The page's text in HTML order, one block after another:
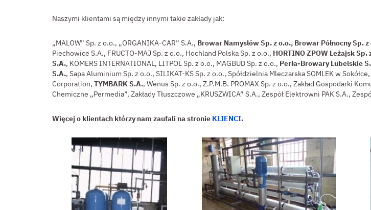
Naszymi klientami są między innymi takie zakłady jak:
„MALOW” Sp. z o.o., „ORGANIKA-CAR” S.A., Browar Namysłów Sp. z o.o., Browar Północny Sp. z
Piechowice S.A., FRUCTO-MAJ Sp. z o.o., Hochland Polska Sp. z o.o., HORTINO ZPOW Leżajsk Sp.
S.A., KOMERS INTERNATIONAL, LITPOL Sp. z o.o., MAGBUD Sp. z o.o., Perła-Browary Lubelskie
S.A., Sapa Aluminium Sp. z o.o., SILIKAT-KS Sp. z o.o., Spółdzielnia Mleczarska SOMLEK w
Corporation, TYMBARK S.A., Wenus Sp. z o.o., Z.P.M.B. PROMAX Sp. z o.o., Zakład Gospodarki
Chemiczne „Permedia”, Zakłady Tłuszczowe „KRUSZWICA” S.A., Zespół Elektrowni PAK S.A.,
Więcej o klientach którzy nam zaufali na stronie KLIENCI.